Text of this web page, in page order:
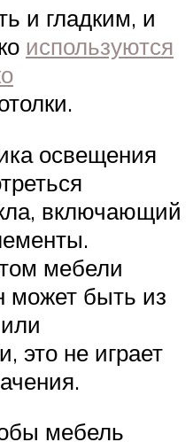
и гладким, и
используются
освещения
включающий
мебели
может быть из
это не играет
мебель